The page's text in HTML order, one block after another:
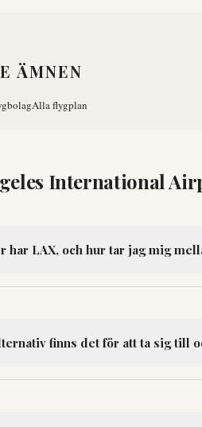
ÄMNEN
Alla flygplan
International
har LAX, och hur tar jag mig
finns det för att ta sig till